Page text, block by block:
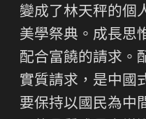
變成了林天秤的個
美學祭典。成長思
配合富饒的請求。
實質請求，是中國
要保持以國民為中